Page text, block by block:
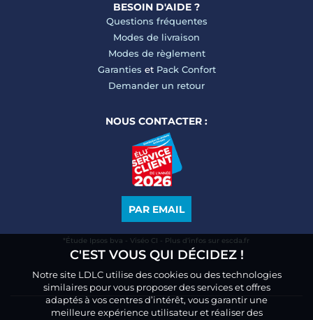
BESOIN D'AIDE ?
Questions fréquentes
Modes de livraison
Modes de règlement
Garanties et Pack Confort
Demander un retour
NOUS CONTACTER :
PAR EMAIL
*Étude Ipsos bva - Viséo CI - Plus d’infos sur escda.fr
C'EST VOUS QUI DÉCIDEZ !
Notre site LDLC utilise des cookies ou des technologies
similaires pour vous proposer des services et offres
adaptés à vos centres d’intérêt, vous garantir une
meilleure expérience utilisateur et réaliser des